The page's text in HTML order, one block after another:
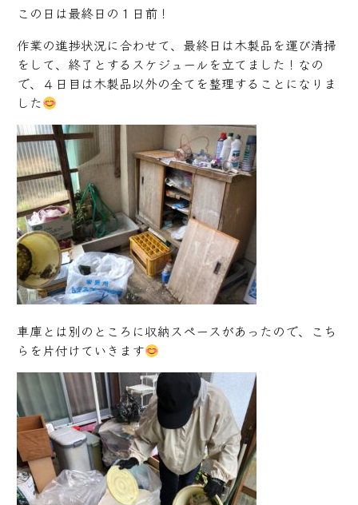
この日は最終日の１日前！
作業の進捗状況に合わせて、最終日は木製品を運び清掃
をして、終了とするスケジュールを立てました！なの
で、４日目は木製品以外の全てを整理することになりま
した
車庫とは別のところに収納スペースがあったので、こち
らを片付けていきます